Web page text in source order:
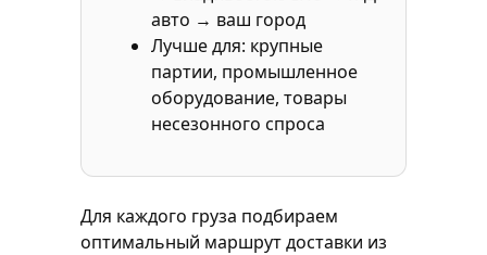
авто → ваш город
Лучше для: крупные
партии, промышленное
оборудование, товары
несезонного спроса
Для каждого груза подбираем
оптимальный маршрут доставки из